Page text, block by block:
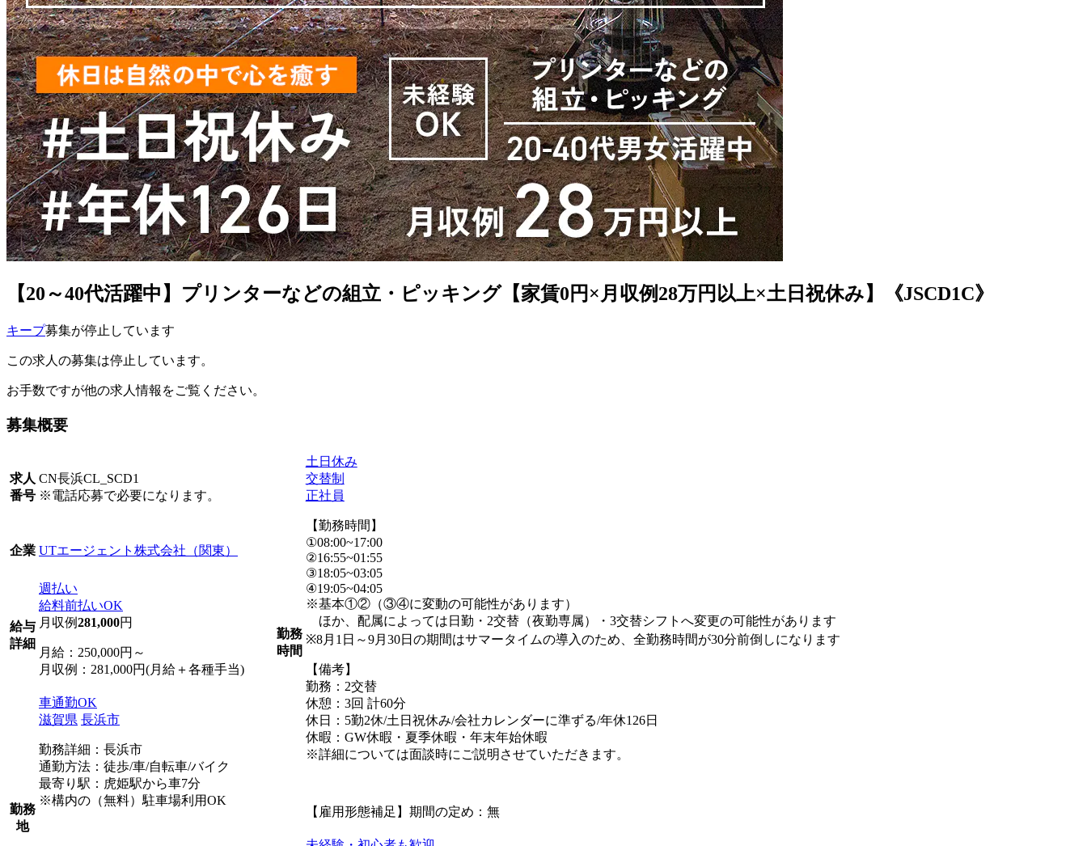
【20～40代活躍中】プリンターなどの組立・ピッキング【家賃0円×月収例28万円以上×土日祝休み】《JSCD1C》
キープ募集が停止しています
この求人の募集は停止しています。
お手数ですが他の求人情報をご覧ください。
募集概要
求人
番号
CN長浜CL_SCD1
※電話応募で必要になります。
企業 UTエージェント株式会社（関東）
給与
詳細
週払い
給料前払いOK
月収例281,000円
月給：250,000円～
月収例：281,000円(月給＋各種手当)
勤務
地
車通勤OK
滋賀県 長浜市
勤務詳細：長浜市
通勤方法：徒歩/車/自転車/バイク
最寄り駅：虎姫駅から車7分
※構内の（無料）駐車場利用OK
勤務
時間
土日休み
交替制
正社員
【勤務時間】
①08:00~17:00
②16:55~01:55
③18:05~03:05
④19:05~04:05
※基本①②（③④に変動の可能性があります）
ほか、配属によっては日勤・2交替（夜勤専属）・3交替シフトへ変更の可能性があります
※8月1日～9月30日の期間はサマータイムの導入のため、全勤務時間が30分前倒しになります
【備考】
勤務：2交替
休憩：3回 計60分
休日：5勤2休/土日祝休み/会社カレンダーに準ずる/年休126日
休暇：GW休暇・夏季休暇・年末年始休暇
※詳細については面談時にご説明させていただきます。
【雇用形態補足】期間の定め：無